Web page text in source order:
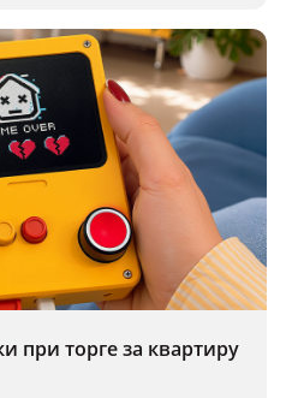
при торге за квартиру